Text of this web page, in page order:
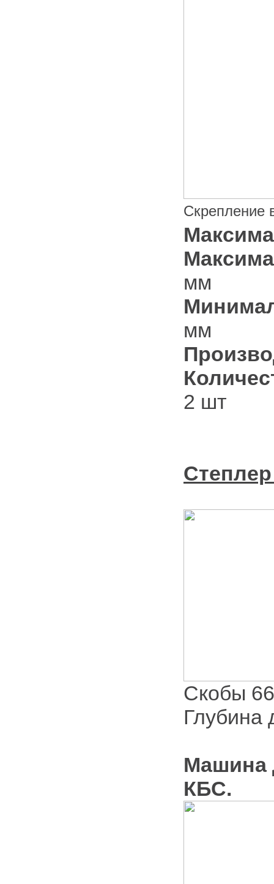
Скрепление
мм
мм
2 шт
Скобы
Глубина
Машина
КБС.